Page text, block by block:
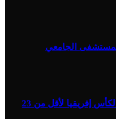
الجامعي
إفريقيا لأقل من 23